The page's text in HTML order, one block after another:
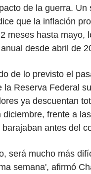
de la guerra. Un
que la inflación
meses hasta mayo,
desde abril de
de lo previsto el
Reserva Federal
ya descuentan
frente a
antes del
será mucho más
semana', afirmó